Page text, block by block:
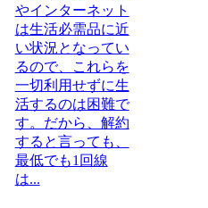
やインターネット
は生活必需品に近
い状況となってい
るので、これらを
一切利用せずに生
活するのは困難で
す。だから、解約
すると言っても、
最低でも1回線
は...